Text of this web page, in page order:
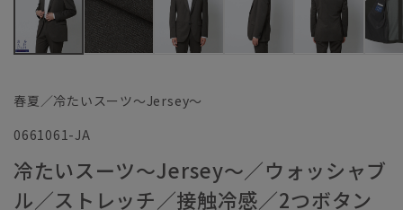
春夏／冷たいスーツ～Jersey～
0661061-JA
冷たいスーツ～Jersey～／ウォッシャブ
ル／ストレッチ／接触冷感／2つボタン